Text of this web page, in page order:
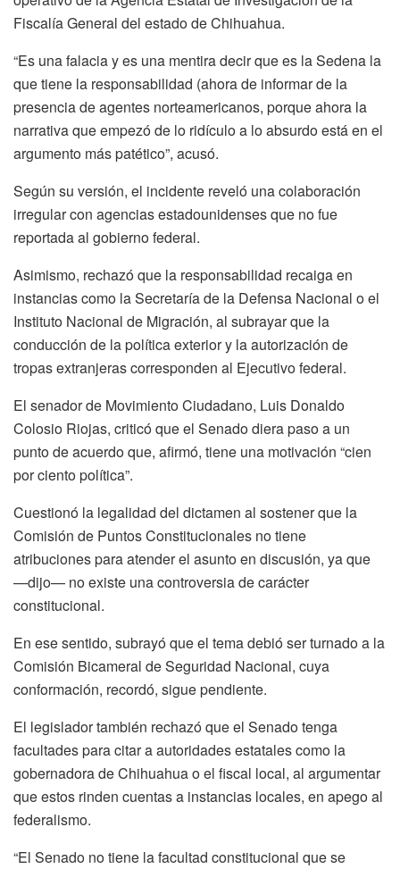
Fiscalía General del estado de Chihuahua.
“Es una falacia y es una mentira decir que es la Sedena la
que tiene la responsabilidad (ahora de informar de la
presencia de agentes norteamericanos, porque ahora la
narrativa que empezó de lo ridículo a lo absurdo está en el
argumento más patético”, acusó.
Según su versión, el incidente reveló una colaboración
irregular con agencias estadounidenses que no fue
reportada al gobierno federal.
Asimismo, rechazó que la responsabilidad recaiga en
instancias como la Secretaría de la Defensa Nacional o el
Instituto Nacional de Migración, al subrayar que la
conducción de la política exterior y la autorización de
tropas extranjeras corresponden al Ejecutivo federal.
El senador de Movimiento Ciudadano, Luis Donaldo
Colosio Riojas, criticó que el Senado diera paso a un
punto de acuerdo que, afirmó, tiene una motivación “cien
por ciento política”.
Cuestionó la legalidad del dictamen al sostener que la
Comisión de Puntos Constitucionales no tiene
atribuciones para atender el asunto en discusión, ya que
—dijo— no existe una controversia de carácter
constitucional.
En ese sentido, subrayó que el tema debió ser turnado a la
Comisión Bicameral de Seguridad Nacional, cuya
conformación, recordó, sigue pendiente.
El legislador también rechazó que el Senado tenga
facultades para citar a autoridades estatales como la
gobernadora de Chihuahua o el fiscal local, al argumentar
que estos rinden cuentas a instancias locales, en apego al
federalismo.
“El Senado no tiene la facultad constitucional que se